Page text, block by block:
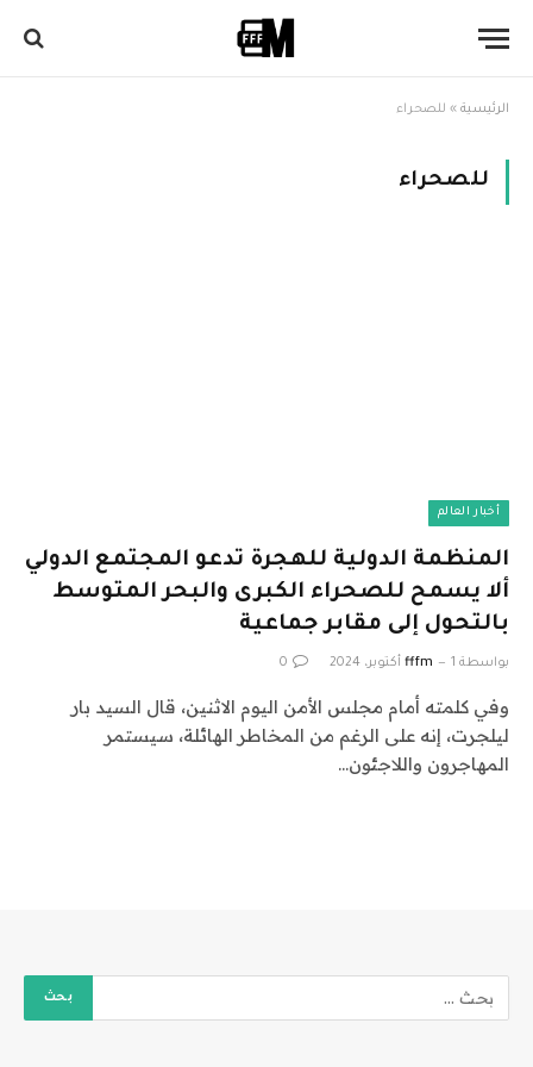
الرئيسية » للصحراء
للصحراء
أخبار العالم
المنظمة الدولية للهجرة تدعو المجتمع الدولي
ألا يسمح للصحراء الكبرى والبحر المتوسط
بالتحول إلى مقابر جماعية
بواسطة fffm 1 أكتوبر، 2024 0
وفي كلمته أمام مجلس الأمن اليوم الاثنين، قال السيد بار
ليلجرت، إنه على الرغم من المخاطر الهائلة، سيستمر
المهاجرون واللاجئون…